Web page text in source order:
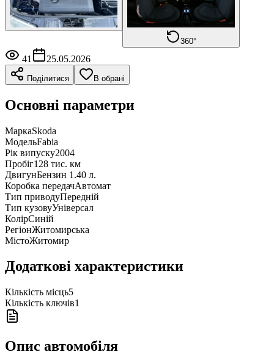
360°
41 25.05.2026
Поділитися В обрані
Основні параметри
МаркаSkoda
МодельFabia
Рік випуску2004
Пробіг128 тис. км
ДвигунБензин 1.40 л.
Коробка передачАвтомат
Тип приводуПередній
Тип кузовуУніверсал
КолірСиній
РегіонЖитомирська
МістоЖитомир
Додаткові характеристики
Кількість місць5
Кількість ключів1
Опис автомобіля